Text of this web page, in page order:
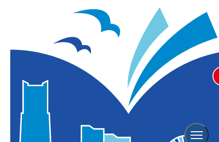
横浜観光TOP
陸海空 横浜をのりもので楽しむ
エコな乗り物の紹介